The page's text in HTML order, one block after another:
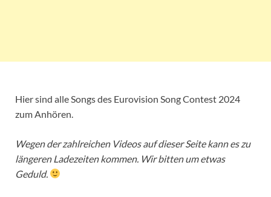
Hier sind alle Songs des Eurovision Song Contest 2024
zum Anhören.
Wegen der zahlreichen Videos auf dieser Seite kann es zu
längeren Ladezeiten kommen. Wir bitten um etwas
Geduld.